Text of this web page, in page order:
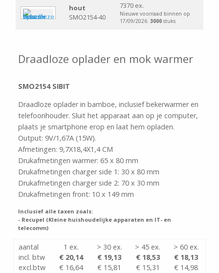
hout
SMO2154-40
7370 ex.
Nieuwe voorraad binnen op
17/09/2026: 3000stuks
Draadloze oplader en mok warmer
SMO2154 SIBIT
Draadloze oplader in bamboe, inclusief bekerwarmer en
telefoonhouder. Sluit het apparaat aan op je computer,
plaats je smartphone erop en laat hem opladen.
Output: 9V/1,67A (15W).
Afmetingen: 9,7X18,4X1,4 CM
Drukafmetingen warmer: 65 x 80 mm
Drukafmetingen charger side 1: 30 x 80 mm
Drukafmetingen charger side 2: 70 x 30 mm
Drukafmetingen front: 10 x 149 mm
Inclusief alle taxen zoals:
- Recupel (Kleine huishoudelijke apparaten en IT- en
telecomm)
aantal
incl. btw
excl.btw
1 ex.
€ 20,14
€ 16,64
> 30 ex.
€ 19,13
€ 15,81
> 45 ex.
€ 18,53
€ 15,31
> 60 ex.
€ 18,13
€ 14,98